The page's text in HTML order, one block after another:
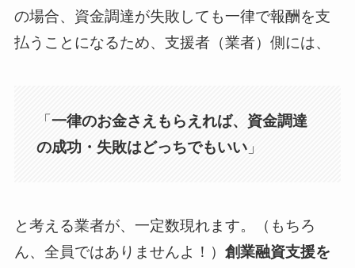
の場合、資金調達が失敗しても一律で報酬を支
払うことになるため、支援者（業者）側には、
「一律のお金さえもらえれば、資金調達
の成功・失敗はどっちでもいい 」
と考える業者が、一定数現れます。（もちろ
ん、全員ではありませんよ！） 創業融資支援を